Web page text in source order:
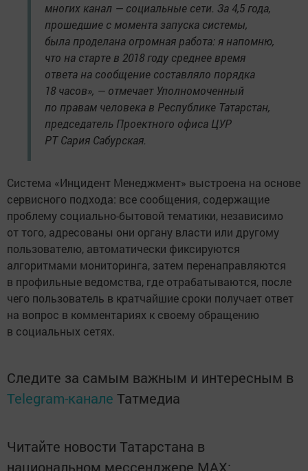
многих канал — социальные сети. За 4,5 года,
прошедшие с момента запуска системы,
была проделана огромная работа: я напомню,
что на старте в 2018 году среднее время
ответа на сообщение составляло порядка
18 часов», — отмечает Уполномоченный
по правам человека в Республике Татарстан,
председатель Проектного офиса ЦУР
РТ Сария Сабурская.
Система «Инцидент Менеджмент» выстроена на основе
сервисного подхода: все сообщения, содержащие
проблему социально-бытовой тематики, независимо
от того, адресованы они органу власти или другому
пользователю, автоматически фиксируются
алгоритмами мониторинга, затем перенаправляются
в профильные ведомства, где отрабатываются, после
чего пользователь в кратчайшие сроки получает ответ
на вопрос в комментариях к своему обращению
в социальных сетях.
Следите за самым важным и интересным в
Telegram-канале Татмедиа
Читайте новости Татарстана в
национальном мессенджере MАХ: